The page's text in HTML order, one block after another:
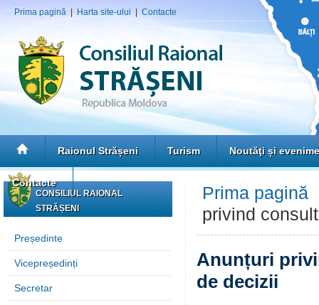
Prima pagină Harta site-ului Contacte
Raionul Strășeni Turism Noutăţi și
Contacte
CONSILIUL RAIONAL
STRĂȘENI
Președinte
Vicepreședinți
Secretar
Prima pagină
privind
Anunțuri
de decizii